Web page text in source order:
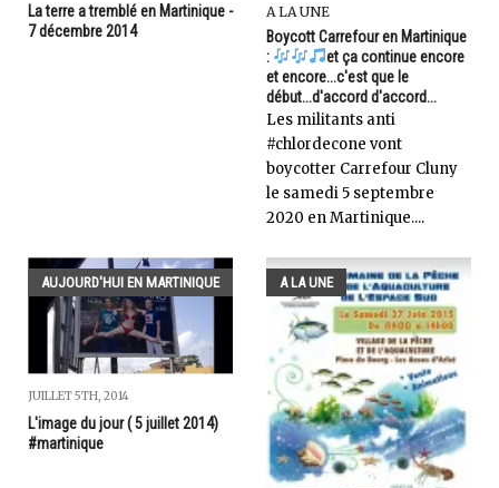
La terre a tremblé en Martinique -
7 décembre 2014
A LA UNE
Boycott Carrefour en Martinique
:
et ça continue encore
et encore...c'est que le
début...d'accord d'accord...
Les militants anti
#chlordecone vont
boycotter Carrefour Cluny
le samedi 5 septembre
2020 en Martinique....
AUJOURD'HUI EN MARTINIQUE
JUILLET 5TH, 2014
L'image du jour ( 5 juillet 2014)
#martinique
A LA UNE